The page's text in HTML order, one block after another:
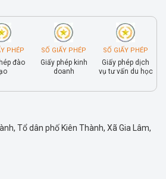
PHÉP
đào
SỐ GIẤY PHÉP
Giấy phép kinh
doanh
SỐ GIẤY PHÉP
Giấy phép dịch
vụ tư vấn du học
Tổ dân phố Kiên Thành, Xã Gia Lâm,